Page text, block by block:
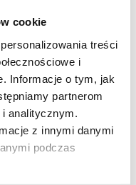
cookie
treści
i
Informacje o tym, jak
partnerom
analitycznym.
z innymi danymi
podczas
produktu
zgodności.
CE
na produkcie niesie
dla producentów,